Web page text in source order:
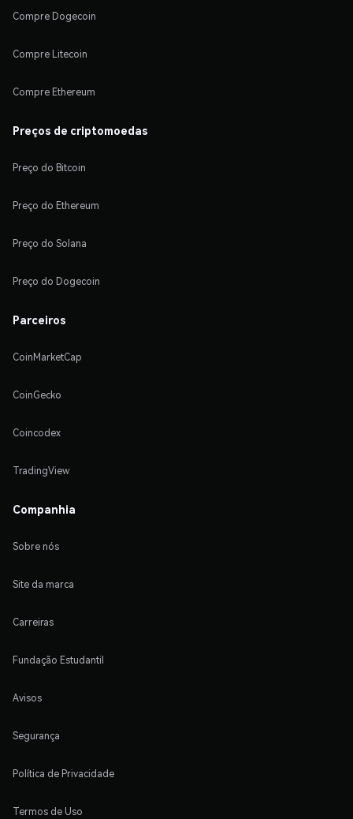
Compre Dogecoin
Compre Litecoin
Compre Ethereum
Preços de criptomoedas
Preço do Bitcoin
Preço do Ethereum
Preço do Solana
Preço do Dogecoin
Parceiros
CoinMarketCap
CoinGecko
Coincodex
TradingView
Companhia
Sobre nós
Site da marca
Carreiras
Fundação Estudantil
Avisos
Segurança
Política de Privacidade
Termos de Uso